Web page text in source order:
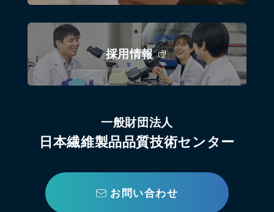
採用情報
一般財団法人
日本繊維製品品質技術センター
お問い合わせ